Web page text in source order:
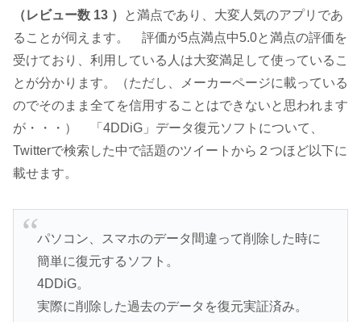
（レビュー数 13 ）
と満点であり、大変人気のアプリであ
ることが伺えます。 評価が5点満点中5.0と満点の評価を
受けており、利用している人は大変満足して使っているこ
とが分かります。（ただし、メーカーページに載っている
のでそのまま全てを信用することはできないと思われます
が・・・） 「4DDiG」データ復元ソフトについて、
Twitterで検索した中で話題のツイートから２つほど以下に
載せます。
パソコン、スマホのデータ間違って削除した時に
簡単に復元するソフト。
4DDiG。
実際に削除した過去のデータを復元実証済み。